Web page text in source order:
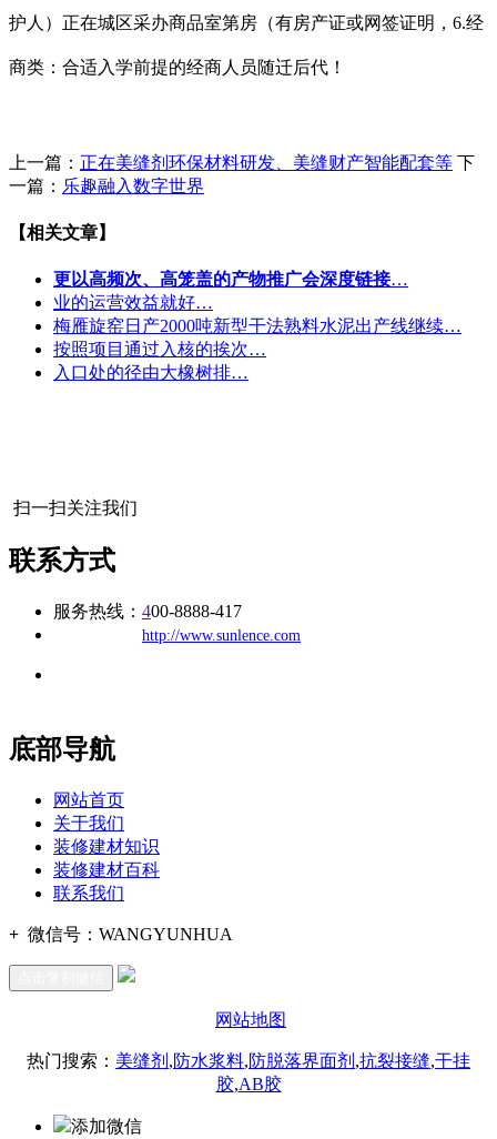
护人）正在城区采办商品室第房（有房产证或网签证明，6.经
商类：合适入学前提的经商人员随迁后代！
上一篇： 正在美缝剂环保材料研发、美缝财产智能配套等 下
一篇： 乐趣融入数字世界
【相关文章】
更以高频次、高笼盖的产物推广会深度链接…
业的运营效益就好…
梅雁旋窑日产2000吨新型干法熟料水泥出产线继续…
按照项目通过入核的挨次…
入口处的径由大橡树排…
扫一扫关注我们
联系方式
服务热线： 400-8888-417
http://www.sunlence.com
底部导航
网站首页
关于我们
装修建材知识
装修建材百科
联系我们
+ 微信号： WANGYUNHUA
网站地图
热门搜索： 美缝剂 ,防水浆料,防脱落界面剂 ,抗裂接缝,干挂
胶,AB胶
添加微信